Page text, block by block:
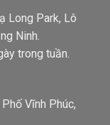
Long Park, Lô
Ninh.
trong tuần.
Vĩnh Phúc,